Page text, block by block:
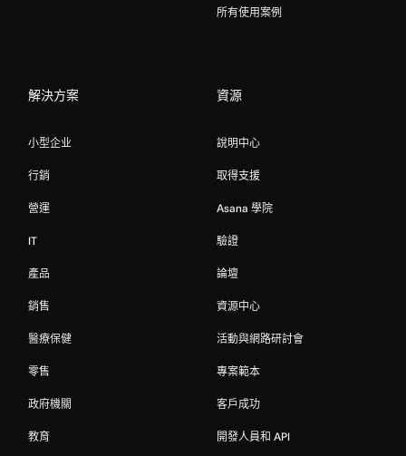
所有使用案例
解決方案
小型企业
行銷
營運
IT
產品
銷售
醫療保健
零售
政府機關
教育
資源
說明中心
取得支援
Asana 學院
驗證
論壇
資源中心
活動與網路研討會
專案範本
客戶成功
開發人員和 API